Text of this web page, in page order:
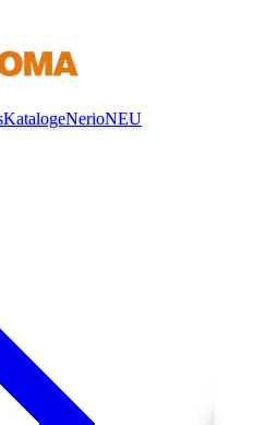
KatalogeNerioNEU